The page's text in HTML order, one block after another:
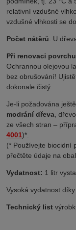
relativní vzdušné
vzdušné vlhkosti se
Počet nátěrů: U
Při renovaci
Ochrannou olejovou
bez obrušování!
dokonale čistý.
Je-li požadována
modrání dřeva ,
ze všech stran –
4001)*.
(* Používejte biocidní
přečtěte údaje na
Vydatnost: 1 litr
Vysoká vydatnost
Technický list